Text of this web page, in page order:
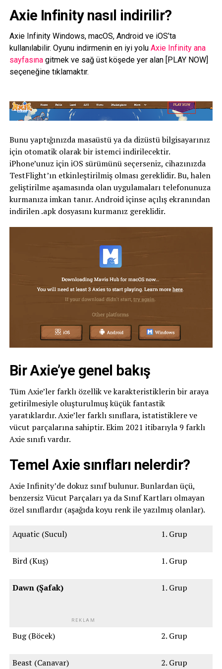
Axie Infinity nasıl indirilir?
Axie Infinity Windows, macOS, Android ve iOS’ta
kullanılabilir. Oyunu indirmenin en iyi yolu Axie Infinity ana
sayfasınagitmek ve sağ üst köşede yer alan [PLAY NOW]
seçeneğine tıklamaktır.
Bunu yaptığınızda masaüstü ya da dizüstü bilgisayarınız
için otomatik olarak bir istemci indirilecektir.
iPhone’unuz için iOS sürümünü seçerseniz, cihazınızda
TestFlight’ın etkinleştirilmiş olması gereklidir. Bu, halen
geliştirilme aşamasında olan uygulamaları telefonunuza
kurmanıza imkan tanır. Android içinse açılış ekranından
indirilen .apk dosyasını kurmanız gereklidir.
Bir Axie’ye genel bakış
Tüm Axie’ler farklı özellik ve karakteristiklerin bir araya
getirilmesiyle oluşturulmuş küçük fantastik
yaratıklardır. Axie’ler farklı sınıflara, istatistiklere ve
vücut parçalarına sahiptir. Ekim 2021 itibarıyla 9 farklı
Axie sınıfı vardır.
Temel Axie sınıfları nelerdir?
Axie Infinity’de dokuz sınıf bulunur. Bunlardan üçü,
benzersiz Vücut Parçaları ya da Sınıf Kartları olmayan
özel sınıflardır (aşağıda koyu renk ile yazılmış olanlar).
Aquatic (Sucul) 1. Grup
Bird (Kuş) 1. Grup
Dawn (Şafak)
REKLAM
1. Grup
Bug (Böcek) 2. Grup
Beast (Canavar) 2. Grup